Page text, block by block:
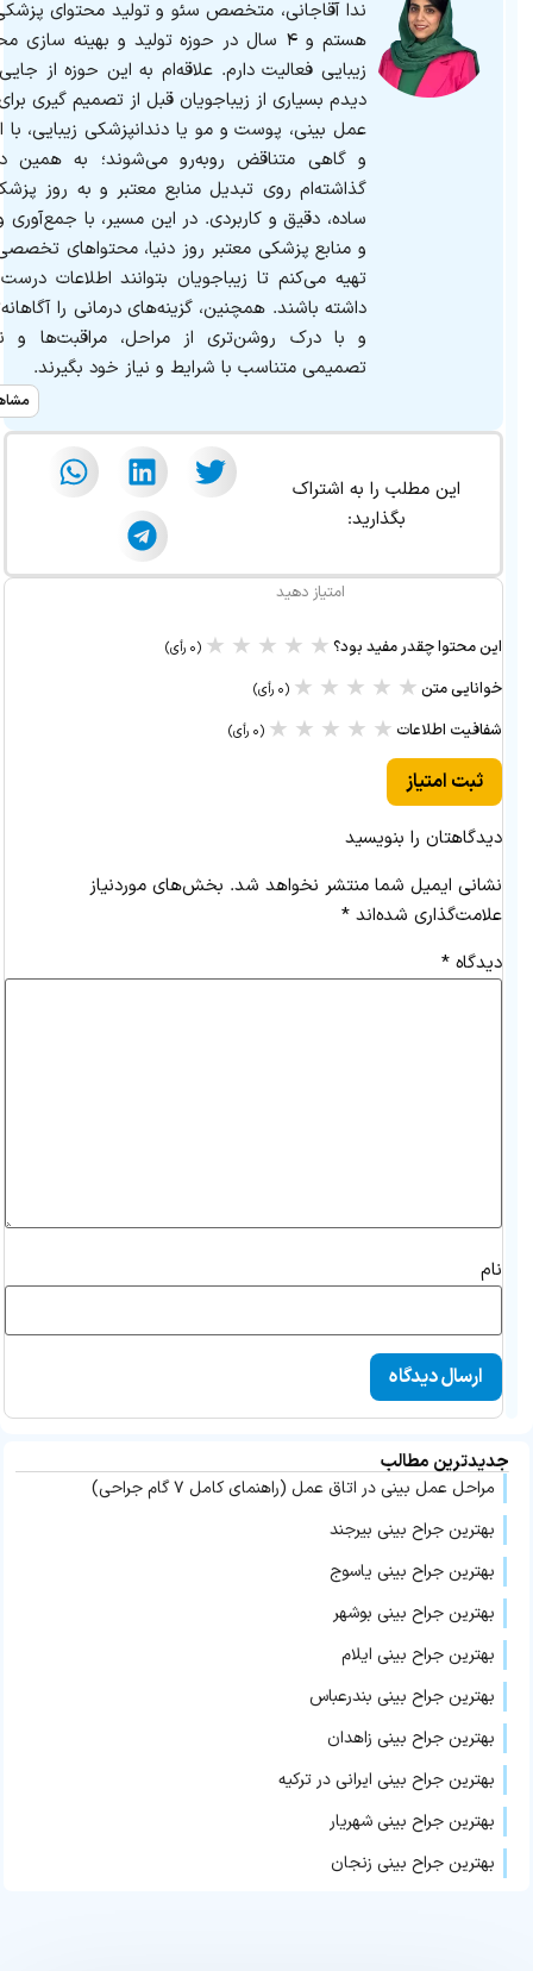
هستم و ۴ سال در حوزه تولید و بهینه‌
زیبایی فعالیت دارم. علاقه‌ام به این حوزه از
دیدم بسیاری از زیباجویان قبل از تصمیم‌ گیری
عمل بینی، پوست و مو یا دندانپزشکی زیبایی، با
و گاهی متناقض روبه‌رو می‌شوند؛ به همین
گذاشته‌ام روی تبدیل منابع معتبر و به‌ روز
ساده، دقیق و کاربردی. در این مسیر، با جمع‌آوری
و منابع پزشکی معتبر روز دنیا، محتواهای
تهیه می‌کنم تا زیباجویان بتوانند اطلاعات
داشته باشند. همچنین، گزینه‌های درمانی را
و با درک روشن‌تری از مراحل، مراقبت‌ها و
تصمیمی متناسب با شرایط و نیاز خود بگیرند.
این مطلب را به اشتراک
بگذارید:
امتیاز دهید
این محتوا چقدر مفید بود؟ ★
★
★
★
★ (۰ رأی)
خوانایی متن ★
★
★
★
★ (۰ رأی)
شفافیت اطلاعات ★
★
★
★
★ (۰ رأی)
ثبت امتیاز
دیدگاهتان را بنویسید
نشانی ایمیل شما منتشر نخواهد شد. بخش‌های موردنیاز
علامت‌گذاری شده‌اند *
دیدگاه *
نام
جدیدترین مطالب
مراحل عمل بینی در اتاق عمل (راهنمای کامل ۷ گام جراحی)
بهترین جراح بینی بیرجند
بهترین جراح بینی یاسوج
بهترین جراح بینی بوشهر
بهترین جراح بینی ایلام
بهترین جراح بینی بندرعباس
بهترین جراح بینی زاهدان
بهترین جراح بینی ایرانی در ترکیه
بهترین جراح بینی شهریار
بهترین جراح بینی زنجان